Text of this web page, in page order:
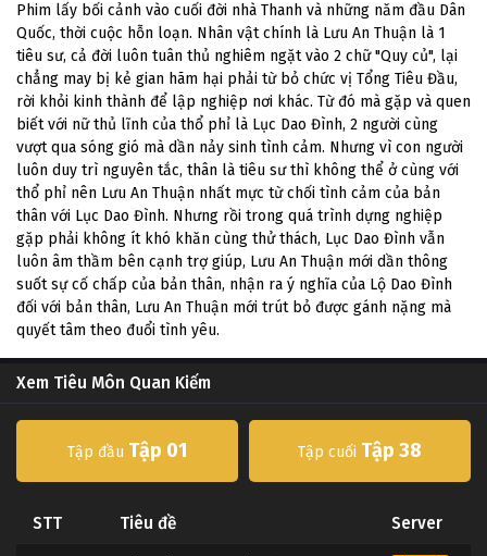
Phim lấy bối cảnh vào cuối đời nhà Thanh và những năm đầu Dân
Quốc, thời cuộc hỗn loạn. Nhân vật chính là Lưu An Thuận là 1
tiêu sư, cả đời luôn tuân thủ nghiêm ngặt vào 2 chữ "Quy củ", lại
chẳng may bị kẻ gian hãm hại phải từ bỏ chức vị Tổng Tiêu Đầu,
rời khỏi kinh thành để lập nghiệp nơi khác. Từ đó mà gặp và quen
biết với nữ thủ lĩnh của thổ phỉ là Lục Dao Đình, 2 người cùng
vượt qua sóng gió mà dần nảy sinh tình cảm. Nhưng vì con người
luôn duy trì nguyên tắc, thân là tiêu sư thì không thể ở cùng với
thổ phỉ nên Lưu An Thuận nhất mực từ chối tình cảm của bản
thân với Lục Dao Đình. Nhưng rồi trong quá trình dựng nghiệp
gặp phải không ít khó khăn cùng thử thách, Lục Dao Đình vẫn
luôn âm thầm bên cạnh trợ giúp, Lưu An Thuận mới dần thông
suốt sự cố chấp của bản thân, nhận ra ý nghĩa của Lộ Dao Đình
đối với bản thân, Lưu An Thuận mới trút bỏ được gánh nặng mà
quyết tâm theo đuổi tình yêu.
Xem Tiêu Môn Quan Kiếm
Tập đầu Tập 01 Tập cuối Tập 38
STT Tiêu đề Server